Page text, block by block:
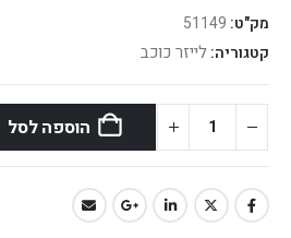
מק"ט: 51149
קטגוריה: לייזר כוכב
הוספה לסל